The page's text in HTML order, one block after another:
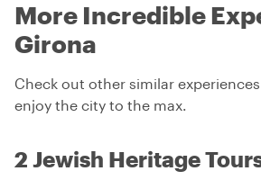
More Incredible
Girona
Check out other similar
enjoy the city to the max.
2 Jewish Heritage